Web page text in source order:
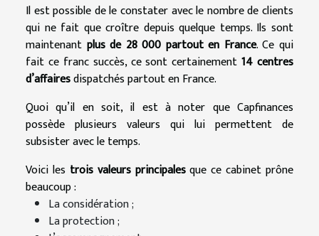
Il est possible de le constater avec le nombre de clients
qui ne fait que croître depuis quelque temps. Ils sont
maintenant plus de 28 000 partout en France. Ce qui
fait ce franc succès, ce sont certainement 14 centres
d’affairesdispatchés partout en France.
Quoi qu’il en soit, il est à noter que Capfinances
possède plusieurs valeurs qui lui permettent de
subsister avec le temps.
Voici les trois valeurs principalesque ce cabinet prône
beaucoup :
La considération ;
La protection ;